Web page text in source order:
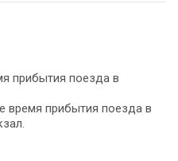
прибытия поезда в
время прибытия поезда в